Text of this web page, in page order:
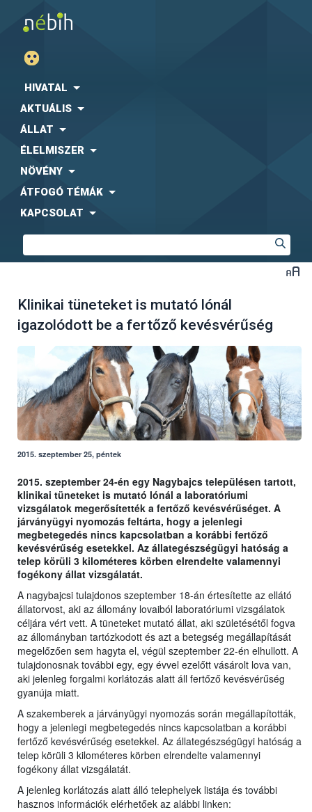
HIVATAL
AKTUÁLIS
ÁLLAT
ÉLELMISZER
NÖVÉNY
ÁTFOGÓ TÉMÁK
KAPCSOLAT
Klinikai tüneteket is mutató lónál
igazolódott be a fertőző kevésvérűség
2015. szeptember 25, péntek
2015. szeptember 24-én egy Nagybajcs településen tartott,
klinikai tüneteket is mutató lónál a laboratóriumi
vizsgálatok megerősítették a fertőző kevésvérűséget. A
járványügyi nyomozás feltárta, hogy a jelenlegi
megbetegedés nincs kapcsolatban a korábbi fertőző
kevésvérűség esetekkel. Az állategészségügyi hatóság a
telep körüli 3 kilométeres körben elrendelte valamennyi
fogékony állat vizsgálatát.
A nagybajcsi tulajdonos szeptember 18-án értesítette az ellátó
állatorvost, aki az állomány lovaiból laboratóriumi vizsgálatok
céljára vért vett. A tüneteket mutató állat, aki születésétől fogva
az állományban tartózkodott és azt a betegség megállapítását
megelőzően sem hagyta el, végül szeptember 22-én elhullott. A
tulajdonosnak további egy, egy évvel ezelőtt vásárolt lova van,
aki jelenleg forgalmi korlátozás alatt áll fertőző kevésvérűség
gyanúja miatt.
A szakemberek a járványügyi nyomozás során megállapították,
hogy a jelenlegi megbetegedés nincs kapcsolatban a korábbi
fertőző kevésvérűség esetekkel. Az állategészségügyi hatóság a
telep körüli 3 kilométeres körben elrendelte valamennyi
fogékony állat vizsgálatát.
A jelenleg korlátozás alatt álló telephelyek listája és további
hasznos információk elérhetőek az alábbi linken: